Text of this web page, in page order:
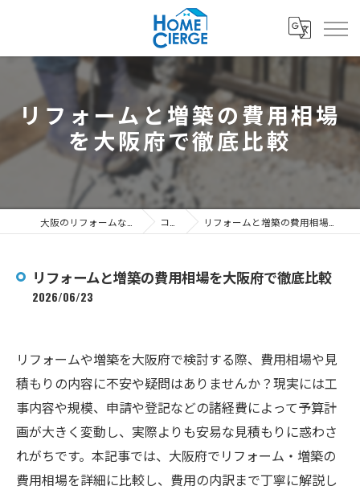
リフォームと増築の費用相場
を大阪府で徹底比較
コラム リフォームと増築の費用相場を大阪府で徹底比較
リフォームと増築の費用相場を大阪府で徹底比較
2026/06/23
リフォームや増築を大阪府で検討する際、費用相場や見
積もりの内容に不安や疑問はありませんか？現実には工
事内容や規模、申請や登記などの諸経費によって予算計
画が大きく変動し、実際よりも安易な見積もりに惑わさ
れがちです。本記事では、大阪府でリフォーム・増築の
費用相場を詳細に比較し、費用の内訳まで丁寧に解説し